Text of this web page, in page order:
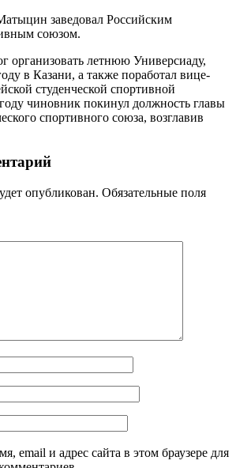
заведовал Российским
союзом.
организовать летнюю Универсиаду,
в Казани, а также поработал вице-
студенческой спортивной
чиновник покинул должность главы
спортивного союза, возглавив
опубликован. Обязательные поля
email и адрес сайта в этом браузере для